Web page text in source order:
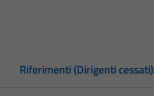
Riferimenti (Dirigenti cessati)